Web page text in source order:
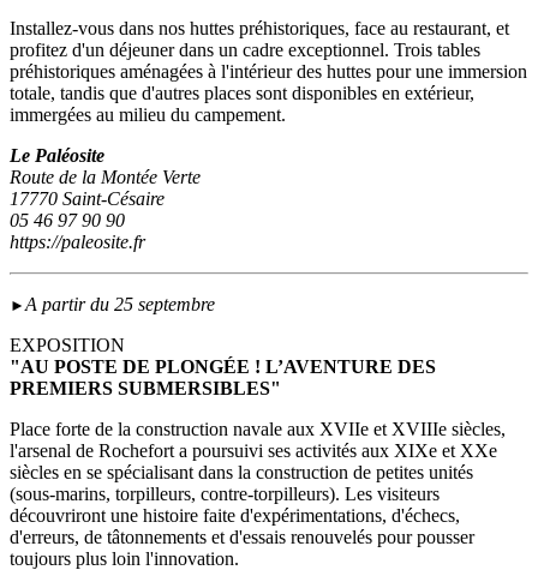
Installez-vous dans nos huttes préhistoriques, face au restaurant, et
profitez d'un déjeuner dans un cadre exceptionnel. Trois tables
préhistoriques aménagées à l'intérieur des huttes pour une immersion
totale, tandis que d'autres places sont disponibles en extérieur,
immergées au milieu du campement.
Le Paléosite
Route de la Montée Verte
17770 Saint-Césaire
05 46 97 90 90
https://paleosite.fr
►A partir du 25 septembre
EXPOSITION
"AU POSTE DE PLONGÉE ! L’AVENTURE DES
PREMIERS SUBMERSIBLES"
Place forte de la construction navale aux XVIIe et XVIIIe siècles,
l'arsenal de Rochefort a poursuivi ses activités aux XIXe et XXe
siècles en se spécialisant dans la construction de petites unités
(sous‑marins, torpilleurs, contre-torpilleurs). Les visiteurs
découvriront une histoire faite d'expérimentations, d'échecs,
d'erreurs, de tâtonnements et d'essais renouvelés pour pousser
toujours plus loin l'innovation.